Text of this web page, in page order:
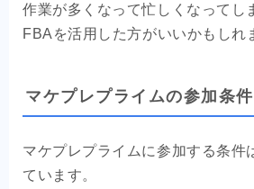
作業が多くなって忙しくなってし
FBAを活用した方がいいかもしれ
マケプレプライムの参加条件
マケプレプライムに参加する条件
ています。